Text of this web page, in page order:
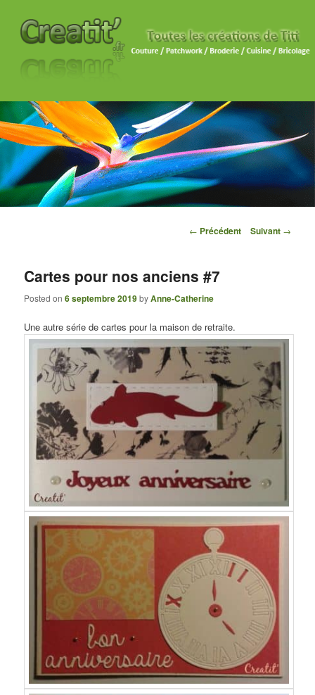
Navigation des articles
← Précédent Suivant →
Cartes pour nos anciens #7
Posted on6 septembre 2019byAnne-Catherine
Une autre série de cartes pour la maison de retraite.